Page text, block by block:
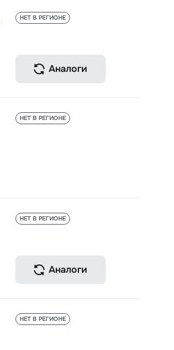
НЕТ В РЕГИОНЕ
Аналоги
НЕТ В РЕГИОНЕ
НЕТ В РЕГИОНЕ
Аналоги
НЕТ В РЕГИОНЕ